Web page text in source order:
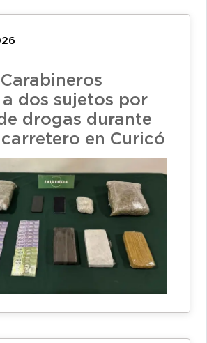
dos sujetos por
drogas durante
en Curicó